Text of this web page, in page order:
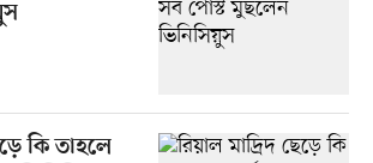
কি তাহলে